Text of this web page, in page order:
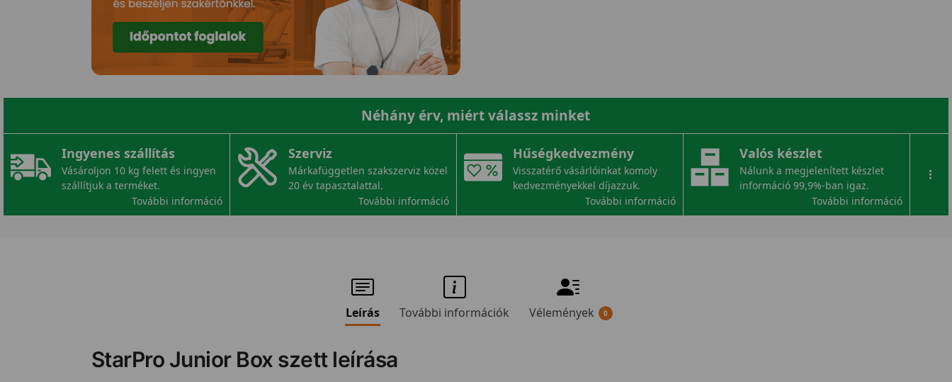
Néhány érv, miért válassz minket
Ingyenes szállítás
Vásároljon 10 kg felett és ingyen
szállítjuk a terméket.
További információ
Szerviz
Márkafüggetlen szakszerviz közel
20 év tapasztalattal.
További információ
Hűségkedvezmény
Visszatérő vásárlóinkat komoly
kedvezményekkel díjazzuk.
További információ
Valós készlet
Nálunk a megjelenített készlet
információ 99,9%-ban igaz.
További információ
...
Leírás További információk Vélemények 0
StarPro Junior Box szett leírása